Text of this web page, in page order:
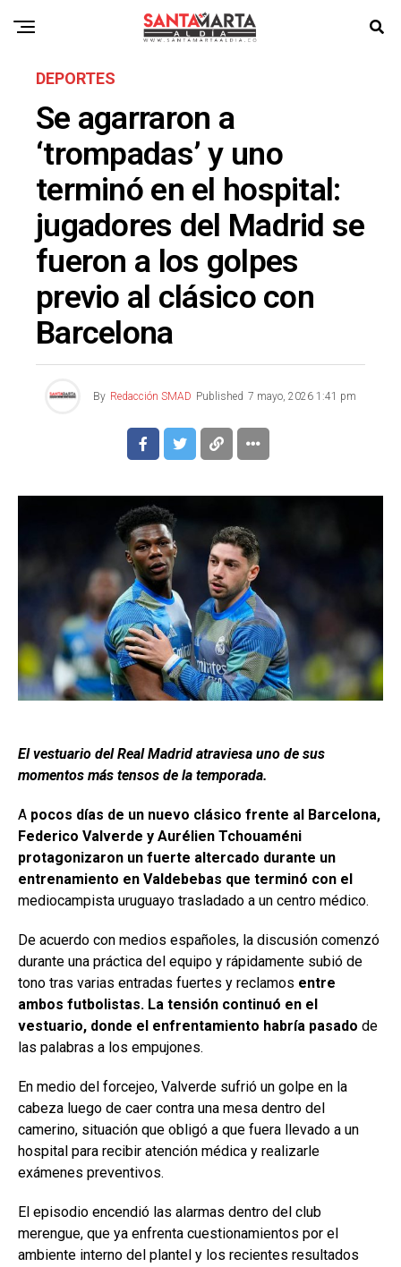
DEPORTES
Se agarraron a
‘trompadas’ y uno
terminó en el hospital:
jugadores del Madrid se
fueron a los golpes
previo al clásico con
Barcelona
By Redacción SMAD Published 7 mayo, 2026 1:41 pm
El vestuario del Real Madrid atraviesa uno de sus
momentos más tensos de la temporada.
A pocos días de un nuevo clásico frente al Barcelona,
Federico Valverde y Aurélien Tchouaméni
protagonizaron un fuerte altercado durante un
entrenamiento en Valdebebas que terminó con el
mediocampista uruguayo trasladado a un centro médico.
De acuerdo con medios españoles, la discusión comenzó
durante una práctica del equipo y rápidamente subió de
tono tras varias entradas fuertes y reclamos entre
ambos futbolistas. La tensión continuó en el
vestuario, donde el enfrentamiento habría pasado de
las palabras a los empujones.
En medio del forcejeo, Valverde sufrió un golpe en la
cabeza luego de caer contra una mesa dentro del
camerino, situación que obligó a que fuera llevado a un
hospital para recibir atención médica y realizarle
exámenes preventivos.
El episodio encendió las alarmas dentro del club
merengue, que ya enfrenta cuestionamientos por el
ambiente interno del plantel y los recientes resultados